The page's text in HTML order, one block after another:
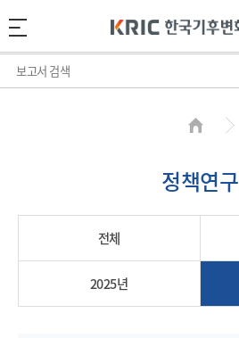
정책연구
전체
2025년